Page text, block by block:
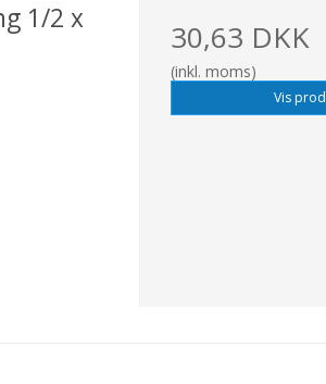
1/2 x
30,63 DKK
(inkl. moms)
Vis